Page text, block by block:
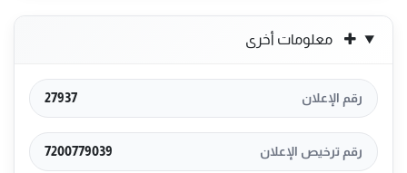
معلومات أخرى
رقم الإعلان 27937
رقم ترخيص الإعلان 7200779039